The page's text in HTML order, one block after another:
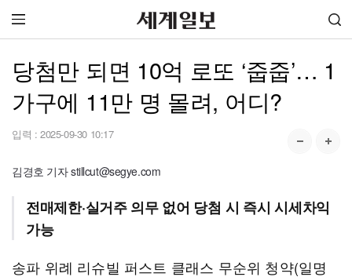
당첨만 되면 10억 로또 ‘줍줍’… 1
가구에 11만 명 몰려, 어디?
입력 : 2025-09-30 10:17
김경호 기자 stillcut@segye.com
전매제한·실거주 의무 없어 당첨 시 즉시 시세차익
가능
송파 위례 리슈빌 퍼스트 클래스 무순위 청약(일명